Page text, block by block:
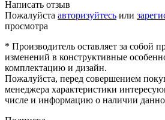
Написать отзыв
Пожалуйста авторизуйтесь или
просмотра
* Производитель оставляет за собой
изменений в конструктивные
комплектацию и дизайн.
Пожалуйста, перед совершением
менеджера характеристики
числе и информацию о наличии